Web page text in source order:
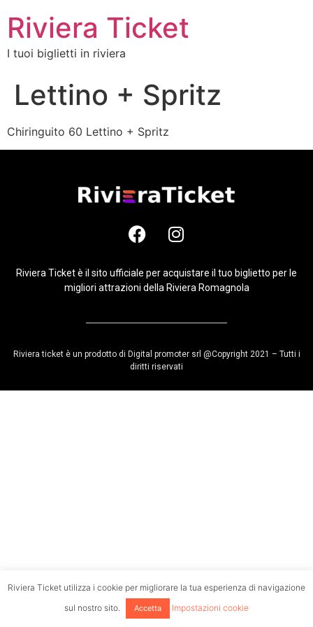
Riviera Ticket
I tuoi biglietti in riviera
Lettino + Spritz
Chiringuito 60 Lettino + Spritz
Riviera Ticket è il sito ufficiale per acquistare il tuo biglietto per le
migliori attrazioni della Riviera Romagnola
Riviera ticket è un prodotto di Digital promoter srl @Copyright 2021 – Tutti i
diritti riservati
Riviera Ticket utilizza i cookie per migliorare la tua esperienza di navigazione
sul nostro sito.
Accetta Impostazioni cookie